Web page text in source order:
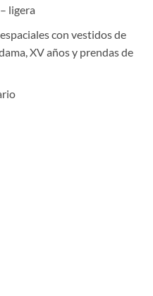
ligera
con vestidos de
XV años y prendas de